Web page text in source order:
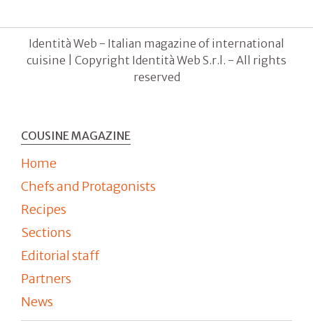
Identità Web - Italian magazine of international
cuisine | Copyright Identità Web S.r.l. - All rights
reserved
COUSINE MAGAZINE
Home
Chefs and Protagonists
Recipes
Sections
Editorial staff
Partners
News